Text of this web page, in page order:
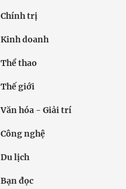
Chính trị
Kinh doanh
Thể thao
Thế giới
Văn hóa - Giải trí
Công nghệ
Du lịch
Bạn đọc